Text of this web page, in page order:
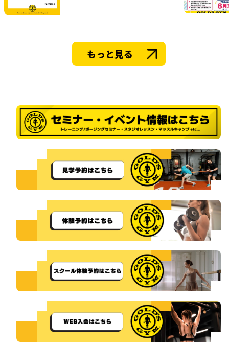
もっと見る